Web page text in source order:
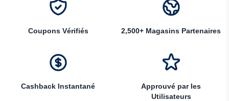
Coupons Vérifiés 2,500+ Magasins Partenaires
Cashback Instantané
Approuvé par les
Utilisateurs